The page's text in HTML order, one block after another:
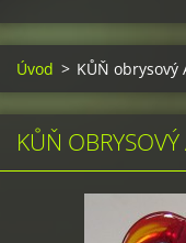
design, hand
world unique
Úvod > KŮŇ obrysový
KŮŇ